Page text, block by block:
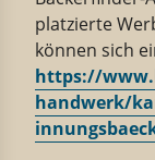
platzierte
können sich
https://
handwerk/